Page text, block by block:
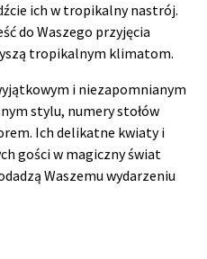
ich w tropikalny nastrój.
do Waszego przyjęcia
tropikalnym klimatom.
i niezapomnianym
stylu, numery stołów
Ich delikatne kwiaty i
gości w magiczny świat
Waszemu wydarzeniu